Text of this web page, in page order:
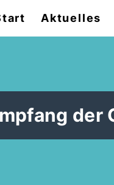
Aktuelles
der